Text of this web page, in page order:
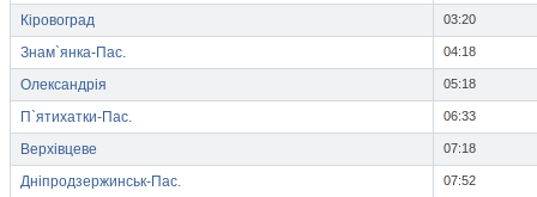
Кіровоград 03:20
Знам`янка-Пас. 04:18
Олександрія 05:18
П`ятихатки-Пас. 06:33
Верхівцеве 07:18
Дніпродзержинськ-Пас. 07:52